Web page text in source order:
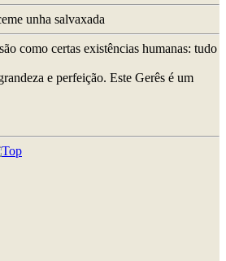
unha salvaxada
como certas existências humanas: tudo
e perfeição. Este Gerês é um